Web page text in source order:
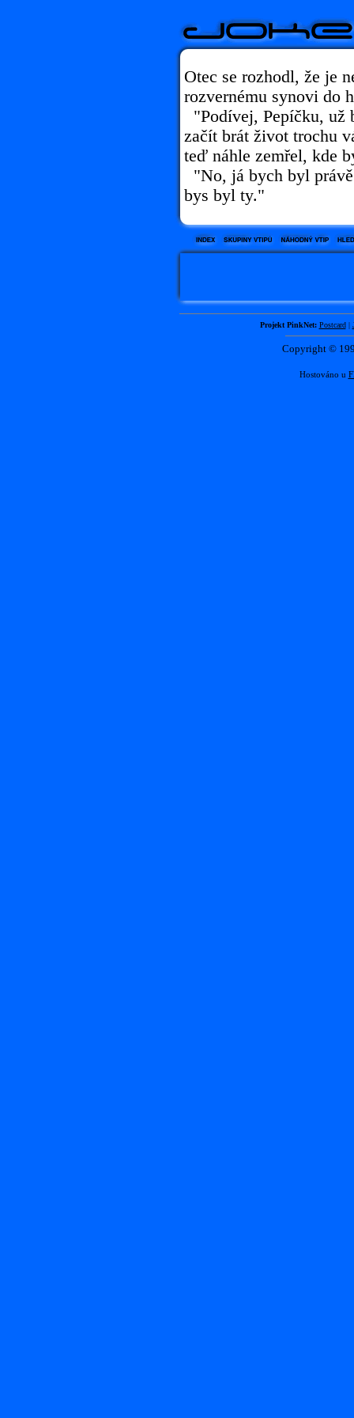
Otec se rozhodl, že je
rozvernému synovi do
"Podívej, Pepíčku, už
začít brát život trochu
teď náhle zemřel, kde
"No, já bych byl
bys byl ty."
Projekt PinkNet: Postcard|
Copyright ©
Hostováno u